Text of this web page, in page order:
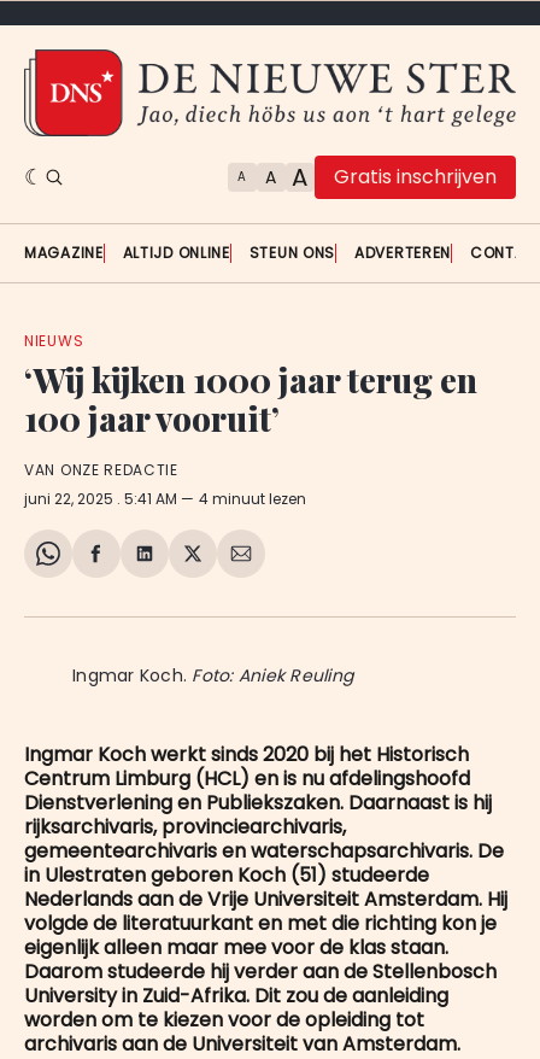
A A A Gratis inschrijven
MAGAZINE ALTIJD ONLINE STEUN ONS ADVERTEREN
NIEUWS
‘Wij kijken 1000 jaar terug en
100 jaar vooruit’
VAN ONZE REDACTIE
juni 22, 2025 . 5:41 AM 4 minuut lezen
Share
WhatsApp
Delen
Facebook
Delen
LinkedIn
Share
X
Deel
E-
Ingmar Koch. Foto: Aniek Reuling
Ingmar Koch werkt sinds 2020 bij het Historisch
Centrum Limburg (HCL) en is nu afdelingshoofd
Dienstverlening en Publiekszaken. Daarnaast is hij
rijksarchivaris, provinciearchivaris,
gemeentearchivaris en waterschapsarchivaris. De
in Ulestraten geboren Koch (51) studeerde
Nederlands aan de Vrije Universiteit Amsterdam. Hij
volgde de literatuurkant en met die richting kon je
eigenlijk alleen maar mee voor de klas staan.
Daarom studeerde hij verder aan de Stellenbosch
University in Zuid-Afrika. Dit zou de aanleiding
worden om te kiezen voor de opleiding tot
archivaris aan de Universiteit van Amsterdam.